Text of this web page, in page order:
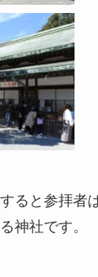
ると参拝者
神社です。